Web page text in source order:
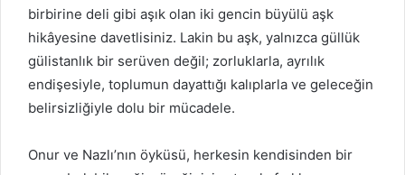
birbirine deli gibi aşık olan iki gencin büyülü aşk
hikâyesine davetlisiniz. Lakin bu aşk, yalnızca güllük
gülistanlık bir serüven değil; zorluklarla, ayrılık
endişesiyle, toplumun dayattığı kalıplarla ve geleceğin
belirsizliğiyle dolu bir mücadele.
Onur ve Nazlı’nın öyküsü, herkesin kendisinden bir